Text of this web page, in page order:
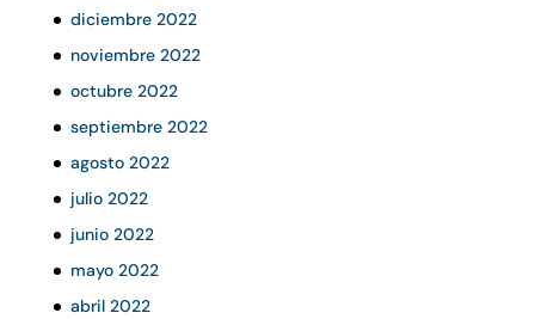
diciembre 2022
noviembre 2022
octubre 2022
septiembre 2022
agosto 2022
julio 2022
junio 2022
mayo 2022
abril 2022